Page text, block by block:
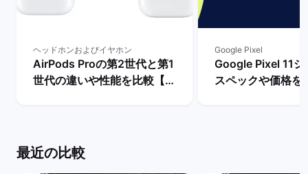
ヘッドホンおよびイヤホン
AirPods Proの第2世代と第1
世代の違いや性能を比較【ど
Google Pixel
Google Pixel 11シ
スペックや価格を
最近の比較